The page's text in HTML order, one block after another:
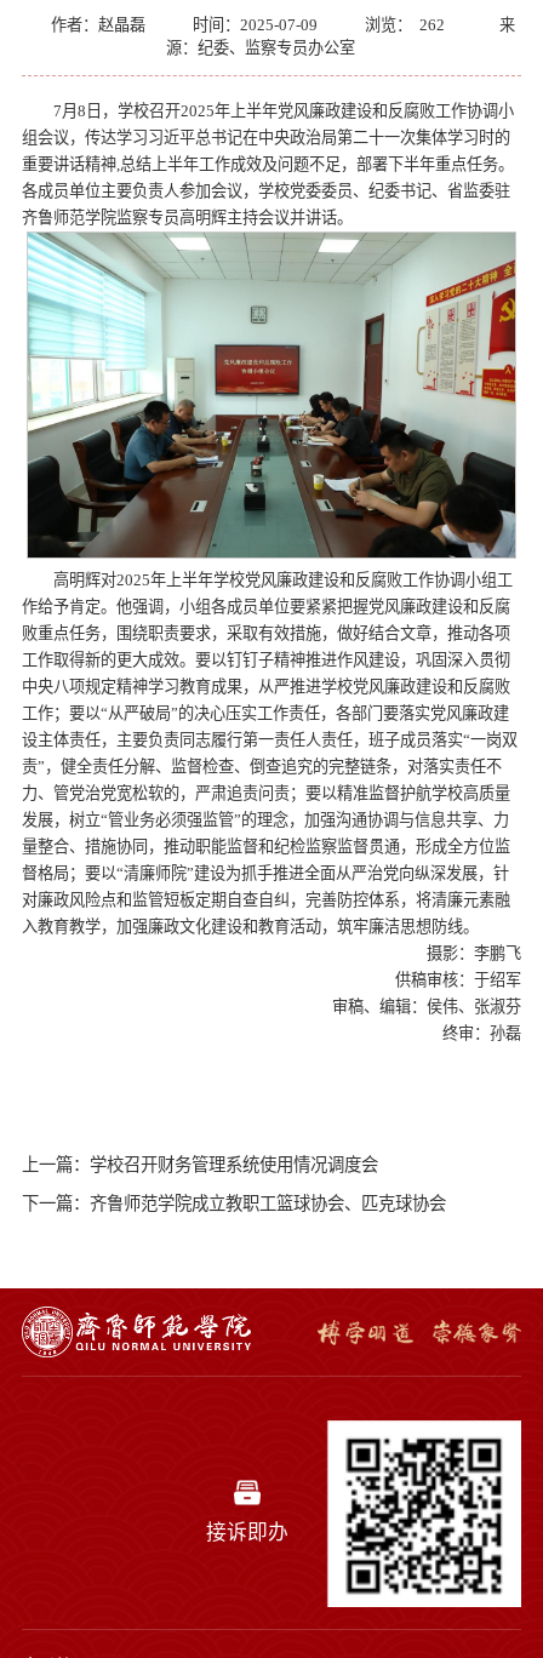
作者：赵晶磊 时间：2025-07-09 浏览： 262
来
源：纪委、监察专员办公室
7月8日，学校召开2025年上半年党风廉政建设和反腐败工作协调小
组会议，传达学习习近平总书记在中央政治局第二十一次集体学习时的
重要讲话精神,总结上半年工作成效及问题不足，部署下半年重点任务。
各成员单位主要负责人参加会议，学校党委委员、纪委书记、省监委驻
齐鲁师范学院监察专员高明辉主持会议并讲话。
高明辉对2025年上半年学校党风廉政建设和反腐败工作协调小组工
作给予肯定。他强调，小组各成员单位要紧紧把握党风廉政建设和反腐
败重点任务，围绕职责要求，采取有效措施，做好结合文章，推动各项
工作取得新的更大成效。要以钉钉子精神推进作风建设，巩固深入贯彻
中央八项规定精神学习教育成果，从严推进学校党风廉政建设和反腐败
工作；要以“从严破局”的决心压实工作责任，各部门要落实党风廉政建
设主体责任，主要负责同志履行第一责任人责任，班子成员落实“一岗双
责”，健全责任分解、监督检查、倒查追究的完整链条，对落实责任不
力、管党治党宽松软的，严肃追责问责；要以精准监督护航学校高质量
发展，树立“管业务必须强监管”的理念，加强沟通协调与信息共享、力
量整合、措施协同，推动职能监督和纪检监察监督贯通，形成全方位监
督格局；要以“清廉师院”建设为抓手推进全面从严治党向纵深发展，针
对廉政风险点和监管短板定期自查自纠，完善防控体系，将清廉元素融
入教育教学，加强廉政文化建设和教育活动，筑牢廉洁思想防线。
摄影：李鹏飞
供稿审核：于绍军
审稿、编辑：侯伟、张淑芬
终审：孙磊
上一篇：学校召开财务管理系统使用情况调度会
下一篇：齐鲁师范学院成立教职工篮球协会、匹克球协会
接诉即办